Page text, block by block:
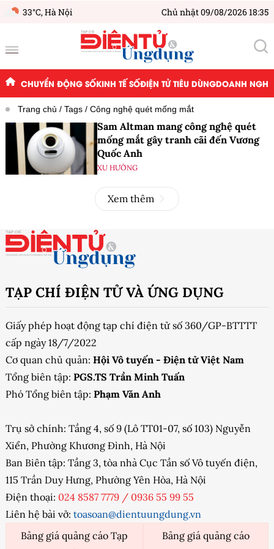
33°C,Hà Nội Chủ nhật 09/08/2026 18:35
CHUYỂN ĐỘNG SỐKINH TẾ SỐĐIỆN TỬ TIÊU DÙNGDOANH
Trang chủ Tags Công nghệ quét mống mắt
Sam Altman mang công nghệ quét
mống mắt gây tranh cãi đến Vương
Quốc Anh
XU HƯỚNG
Xem thêm
TẠP CHÍ ĐIỆN TỬ VÀ ỨNG DỤNG
Giấy phép hoạt động tạp chí điện tử số 360/GP-BTTTT
cấp ngày 18/7/2022
Cơ quan chủ quản: Hội Vô tuyến - Điện tử Việt Nam
Tổng biên tập: PGS.TS Trần Minh Tuấn
Phó Tổng biên tập: Phạm Văn Anh
Trụ sở chính: Tầng 4, số 9 (Lô TT01-07, số 103) Nguyễn
Xiển, Phường Khương Đình, Hà Nội
Ban Biên tập: Tầng 3, tòa nhà Cục Tần số Vô tuyến điện,
115 Trần Duy Hưng, Phường Yên Hòa, Hà Nội
Điện thoại: 024 8587 7779 / 0936 55 99 55
Liên hệ bài vở: toasoan@dientuungdung.vn
Bảng giá quảng cáo Tạp
Bảng giá quảng cáo